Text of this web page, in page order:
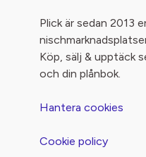
Plick är sedan 2013
Köp, sälj & upptäck
och din plånbok.
Hantera cookies
Cookie policy